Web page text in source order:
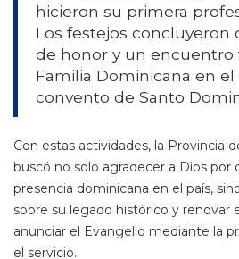
hicieron su primera
Los festejos concluyeron
de honor y un encuentro
Familia Dominicana en
convento de Santo
Con estas actividades, la Provincia
buscó no solo agradecer a Dios por
presencia dominicana en el país,
sobre su legado histórico y renovar
anunciar el Evangelio mediante la
el servicio.